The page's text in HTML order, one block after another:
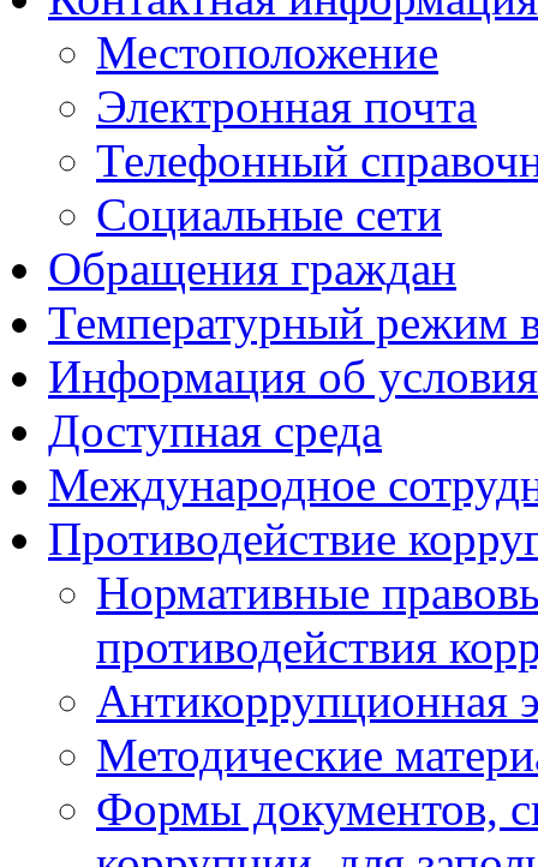
Местоположение
Электронная почта
Телефонный
Социальные сети
Обращения граждан
Температурный режим
Информация об
Доступная среда
Международное
Противодействие
Нормативные
противодействия
Антикоррупционная
Методические
Формы документов,